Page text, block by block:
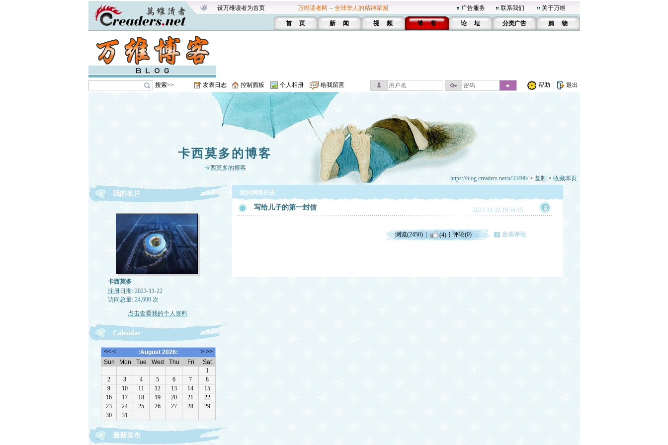
设万维读者为首页 万维读者网 -- 全球华人的精神家园 广告服务 联系我们 关于万维
首 页 新 闻 视 频 博 客 论 坛 分类广告 购 物
搜索>> 发表日志 控制面板 个人相册 给我留言 帮助 退出
卡西莫多的博客
卡西莫多的博客
https://blog.creaders.net/u/33498/> 复制 > 收藏本页
我的名片
卡西莫多
注册日期: 2023-11-22
访问总量: 24,606 次
点击查看我的个人资料
Calendar
最新发布
我的网络日志
写给儿子的第一封信 2023-11-22 18:56:15
浏览(2450) (4) 评论(0) 发表评论